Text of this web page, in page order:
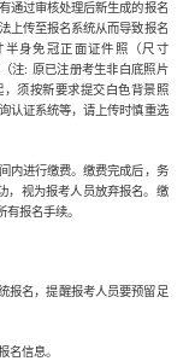
通过审核处理后新生成的报名
上传至报名系统从而导致报名
身免冠正面证件照（尺寸
注: 原已注册考生非白底照片
须按新要求提交白色背景照
认证系统等，请上传时慎重选
内进行缴费。缴费完成后，务
，视为报考人员放弃报名。缴
报名手续。
报名，提醒报考人员要预留足
名信息。